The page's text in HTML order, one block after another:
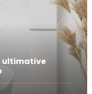
ultimative